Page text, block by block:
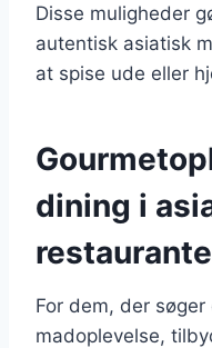
Disse muligheder
autentisk asiatisk
at spise ude eller
dining i
For dem, der
madoplevelse,